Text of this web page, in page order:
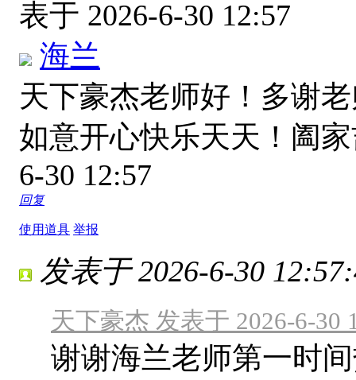
表于 2026-6-30 12:57
海兰
天下豪杰老师好！多谢
如意开心快乐天天！阖
6-30 12:57
回复
使用道具 举报
发表于 2026-6-30
天下豪杰 发表于 2026-6-30
谢谢海兰老师第一时